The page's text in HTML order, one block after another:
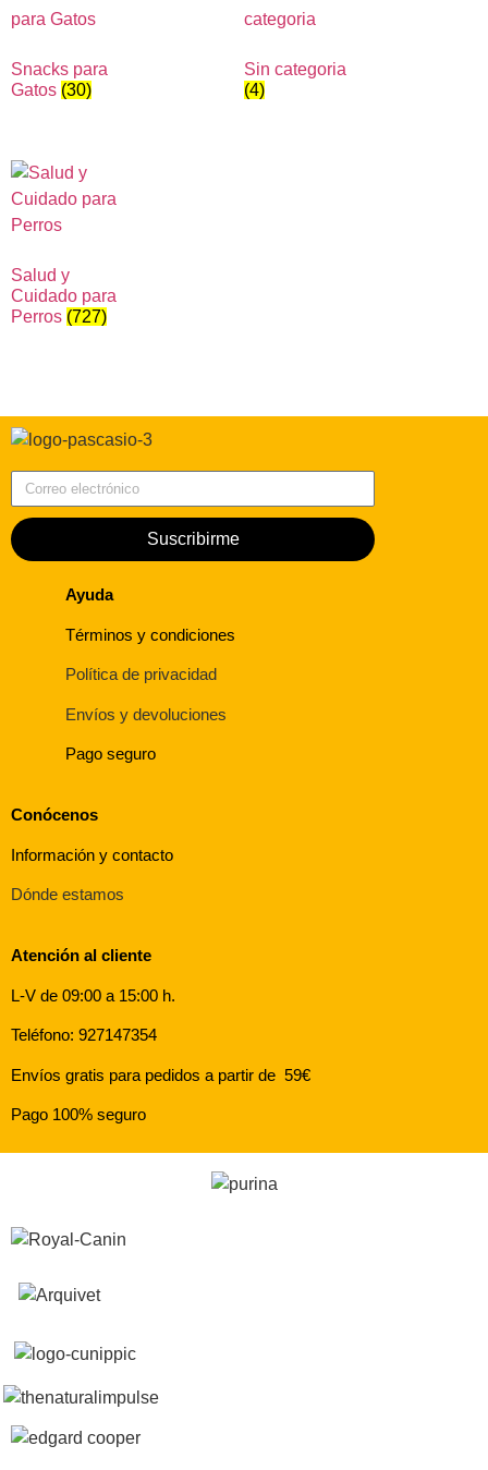
Snacks para
Gatos (30)
Sin categoria
(4)
Salud y
Cuidado para
Perros (727)
Suscribirme
Ayuda
Términos y condiciones
Política de privacidad
Envíos y devoluciones
Pago seguro
Conócenos
Información y contacto
Dónde estamos
Atención al cliente
L-V de 09:00 a 15:00 h.
Teléfono: 927147354
Envíos gratis para pedidos a partir de 59€
Pago 100% seguro